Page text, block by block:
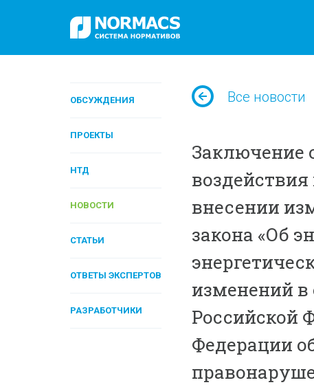
ОБСУЖДЕНИЯ
ПРОЕКТЫ
НТД
НОВОСТИ
СТАТЬИ
ОТВЕТЫ ЭКСПЕРТОВ
РАЗРАБОТЧИКИ
Все новости
Заключение
внесении
закона «Об
изменений в
Российской
Федерации